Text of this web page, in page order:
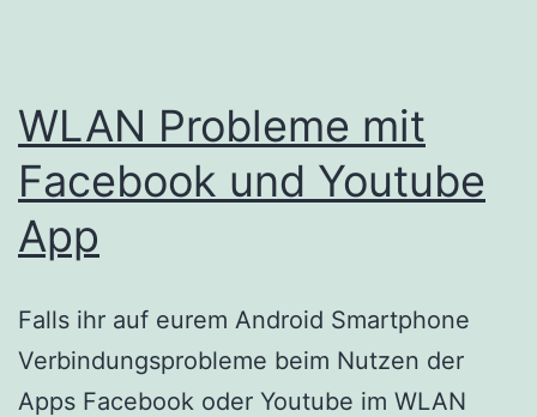
WLAN Probleme mit
Facebook und Youtube
App
Falls ihr auf eurem Android Smartphone
Verbindungsprobleme beim Nutzen der
Apps Facebook oder Youtube im WLAN